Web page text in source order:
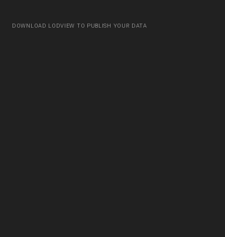
DOWNLOAD LODVIEW TO PUBLISH YOUR DATA